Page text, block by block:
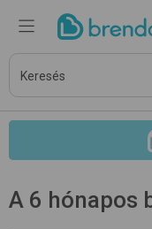
A 6 hónapos